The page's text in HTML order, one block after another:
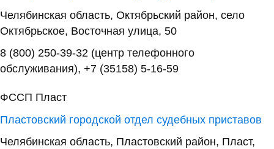
Челябинская область, Октябрьский район, село
Октябрьское, Восточная улица, 50
8 (800) 250-39-32 (центр телефонного
обслуживания), +7 (35158) 5-16-59
ФССП Пласт
Пластовский городской отдел судебных приставов
Челябинская область, Пластовский район, Пласт,